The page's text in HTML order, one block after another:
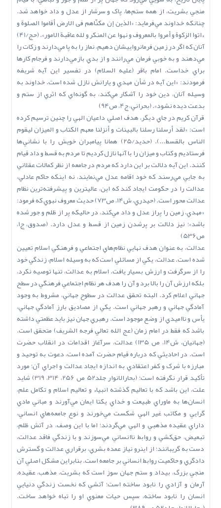
منجي بشريت، از همه ستم‌ها، پاک و سرشار از عدل و داد خواهد شد.
چنانکه خداوند مي‌فرمايد: «الذين إن مكنّاهم فى الارض أقاموا الصلوة و
ءاتوا الزكوة و أمروا بالمعروف و نهوا عن المنكر و لله عاقبة الامور». (حج/41)
آنان که اگر در زمين فرمانرواييشان دهيم، نماز را به پا مي‌دارند و زکات را
مي‌دهند و به خوبي فرمان مي‌رانند و از بدي بازمي‌دارند و فرجام کارها
براي خداست. امام باقر (عليه السلام) در تفسير اين آيه شريفه
فرمودند: «اين آيه در شأن مهدي و يارانش نازل شده است. خداوند به
وسيله آنان، دين خود را آشکار مي‌کند، به گونه‌اي که اثري از ستم و
بدعت ديده نشود». (بحراني، ج4، ص94)
قرآن کريم در جاي ديگر، هدف اصلي داعيان الهي را چنين ترسيم کرده
است: «لقد أرسلنا رسلنا بالبينات و أنزلنا معهم الكتاب و الميزان ليقوم
الناس بالقسط...). (حديد/25) همانا پيامبران خويش را با نشاني‌ها
فرستاديم و کتاب و ميزان را با آنها نازل کرديم تا مردم به قسط و داد قيام
کنند. اين آيه دلالت بر اين دارد که مردم در جامعه از نظر کمالات عقلاني
به جايي مي‌رسند که خود اقامه عدل مي‌نمايند، نه اينکه حاکم عادلي،
عدالت را در حکومت ايجاد کند که اين، عاليترين و پيشرفته‌ترين نظام
عدالت محور است. (حيدري، ش14، ص73) حديث معروف نبوي که فرمود:
«مهدي، زمين را پراز عدل و داد مي‌کند، در حاليکه پر از ظلم و جور شده
باشد»؛ نيز دلالت بر پرشدن زمين از قسط و عدل دارد. (صدوق، ج1،
ص536)
عدالت، به عنوان هدف نهايي نظام‌هاي اجتماعي و فرهنگي اسلام تعيين
شده است. عدالت، يکي از مسائلي است که به وسيله اسلام، زندگي خود
را از سرگرفت و ارزش بسيار يافت. اسلام به عدالت، تنها توصيه نکرد،
بلکه ارزش آن را بالا برد و آن را هدف هر نظام اجتماعي فرهنگي در سطح
جهاني اعلام کرد. البته تحقق عدالت در سطوح جهاني، مشروط به وجود
آمادگي جهاني و رهبر جهاني است. يکي از مصاديق بارز آمادگي جهاني،
يأس و نااميدي از وضع موجود است. رهبري جهان نيز بايد عظمتي داشته
باشد که فقط در امام زمان (عج ‌الله‌ تعالي‌ فرجه ‌الشريف) متحقق است.
(جهانيان، ش14، ص 135) عدالت، سرآغاز اقدامات در انقلاب حضرت
است. در احاديثي که درباره قيام حضرت آمده است، دعوت به توحيد و
مبارزه با شرک و کفر اعتقادي به اندازه ايجاد عدالت و اجراي آن؛ مورد
تأکيد قرار نگرفته است؛ (بحارالانوار جلد52 ص 256، 314، 319) شايد
علت، اين باشد که با تعاليم گذشته انبياء و تعاليم اسلام و تکامل علم،
انسان‌ها به ماوراي طبيعت و خداي يکتا ايمان مي‌آورند و مباني مادي
گرايي و مکاتب غير الهي شکست مي‌خورند و نوع جامعه‌هاي انساني،
داراي عقيده مذهبي و الهي مي‌گردند؛ اما با اين وصف، در آتش ظلم،
تبعيض، حق‌کشي و روابط ناانساني مي‌سوزند و با زندگي فاقد عدالت،
دست به گريبانند؛ از اينرو نياز عمده بشري، برقراري عدالت و گسترش
دادگري و حاکميت روابط انساني بر جامعه است. بنابراين مشکل اصلي آن
منجي بزرگ، بيداد و ستم جهان سوز است که بشريت، مذهب، عقيده،
آرمان و آزادي را نابود ساخته است؛ آتشي که نخست زندگي دنيايي
انسان را نابود ساخته، سپس حيات معنوي او را تباه خواهد ساخت.